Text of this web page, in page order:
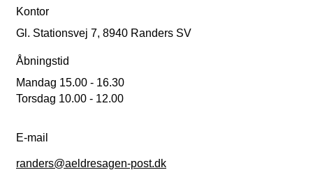
Kontor
Gl. Stationsvej 7, 8940 Randers SV
Åbningstid
Mandag 15.00 - 16.30
Torsdag 10.00 - 12.00
E-mail
randers@aeldresagen-post.dk